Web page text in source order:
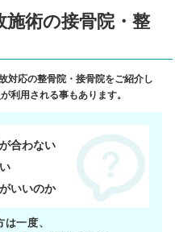
術の接骨院・整
対応の整骨院・接骨院をご紹介し
利用される事もあります。
合わない
いいのか
一度、